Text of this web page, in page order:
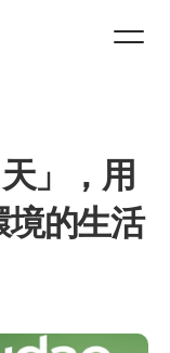
」，用
的生活